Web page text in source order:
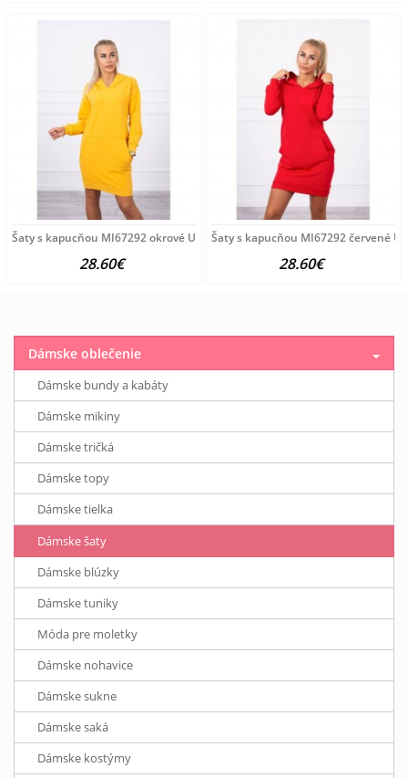
Šaty s kapucňou MI67292 okrové Univerzálna Okrová
28.60€
Šaty s kapucňou MI67292 červené
28.60€
Dámske oblečenie
Dámske bundy a kabáty
Dámske mikiny
Dámske tričká
Dámske topy
Dámske tielka
Dámske šaty
Dámske blúzky
Dámske tuniky
Móda pre moletky
Dámske nohavice
Dámske sukne
Dámske saká
Dámske kostýmy